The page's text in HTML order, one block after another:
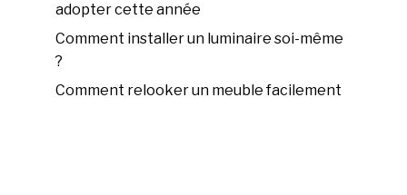
adopter cette année
Comment installer un luminaire soi-même
?
Comment relooker un meuble facilement